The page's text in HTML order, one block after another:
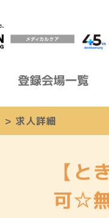
登録会場一覧
> 求人詳細
【
可☆